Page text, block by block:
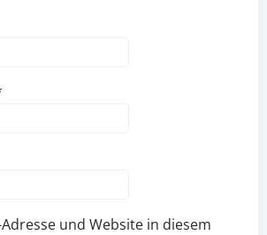
und Website in diesem